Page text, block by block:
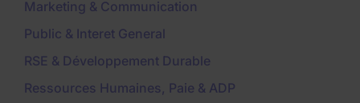
Marketing & Communication
Public & Interet General
RSE & Développement Durable
Ressources Humaines, Paie & ADP